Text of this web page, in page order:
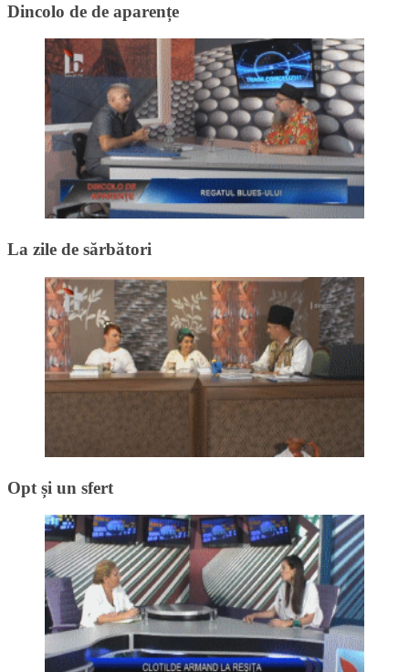
Dincolo de de aparențe
La zile de sărbători
Opt și un sfert